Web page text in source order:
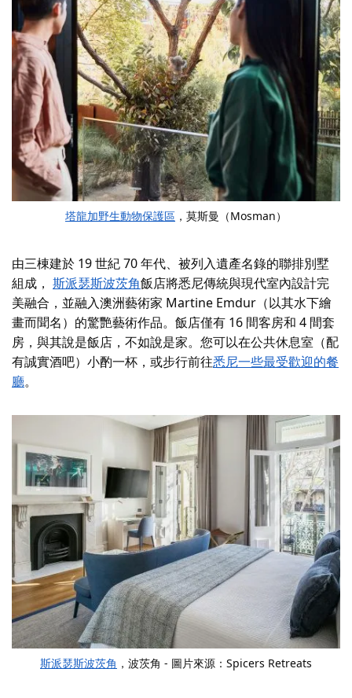
塔龍加野生動物保護區 ，莫斯曼（Mosman）
由三棟建於 19 世紀 70 年代、被列入遺產名錄的聯排別墅
組成， 斯派瑟斯波茨角飯店將悉尼傳統與現代室內設計完
美融合，並融入澳洲藝術家 Martine Emdur（以其水下繪
畫而聞名）的驚艷藝術作品。飯店僅有 16 間客房和 4 間套
房，與其說是飯店，不如說是家。您可以在公共休息室（配
有誠實酒吧）小酌一杯，或步行前往悉尼一些最受歡迎的餐
廳。
斯派瑟斯波茨角 ，波茨角 - 圖片來源：Spicers Retreats